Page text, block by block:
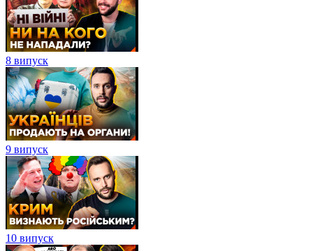
8 випуск
9 випуск
10 випуск